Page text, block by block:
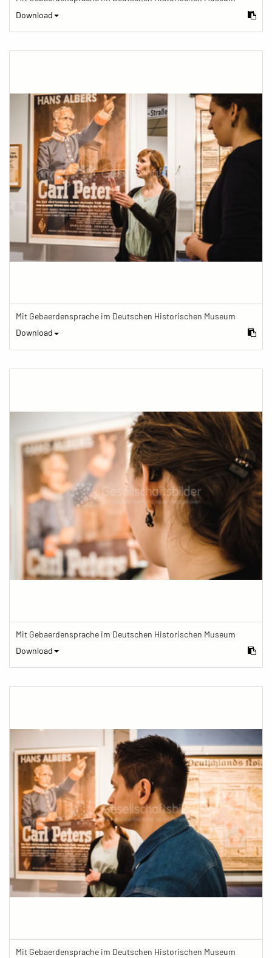
Download
Mit Gebaerdensprache im Deutschen Historischen Museum
Download
Mit Gebaerdensprache im Deutschen Historischen Museum
Download
Mit Gebaerdensprache im Deutschen Historischen Museum